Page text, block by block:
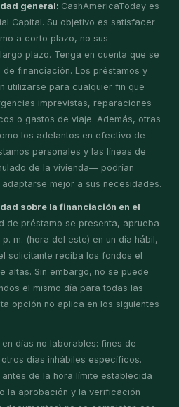
general: CashAmericaToday es
Capital. Su objetivo es satisfacer
a corto plazo, no sus
plazo. Tenga en cuenta que se
financiación. Los préstamos y
utilizarse para cualquier fin que
imprevistas, reparaciones
o gastos de viaje. Además, otras
los adelantos en efectivo de
personales y las líneas de
de la vivienda— podrían
mejor a sus necesidades.
sobre la financiación en el
de préstamo se presenta, aprueba
m. (hora del este) en un día hábil,
solicitante reciba los fondos el
altas. Sin embargo, no se puede
el mismo día para todas las
opción no aplica en los siguientes
días no laborables: fines de
días inhábiles específicos.
de la hora límite establecida
la aprobación y la verificación